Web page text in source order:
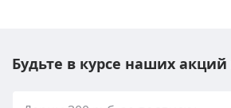
Будьте в курсе наших